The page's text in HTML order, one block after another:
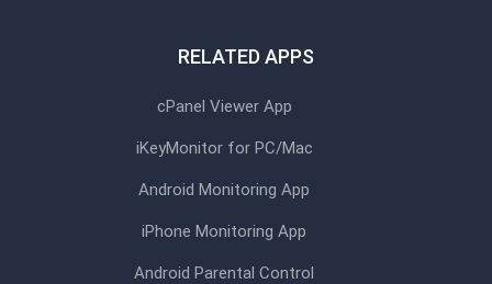
RELATED APPS
cPanel Viewer App
iKeyMonitor for PC/Mac
Android Monitoring App
iPhone Monitoring App
Android Parental Control